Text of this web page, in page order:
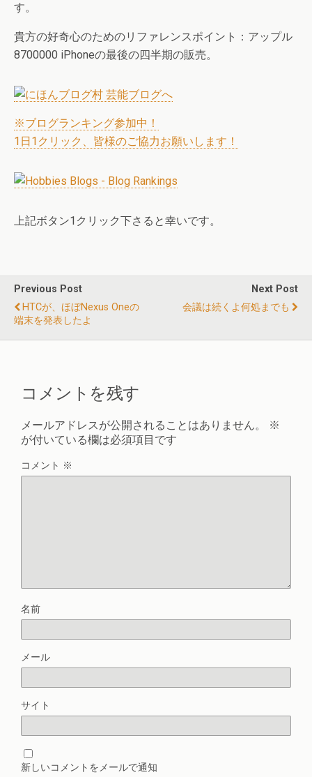
す。
貴方の好奇心のためのリファレンスポイント：アップル
8700000 iPhoneの最後の四半期の販売。
※ブログランキング参加中！
1日1クリック、皆様のご協力お願いします！
上記ボタン1クリック下さると幸いです。
Previous Post
HTCが、ほぼNexus Oneの
端末を発表したよ
Next Post
会議は続くよ何処までも
コメントを残す
メールアドレスが公開されることはありません。
※
が付いている欄は必須項目です
コメント ※
名前
メール
サイト
新しいコメントをメールで通知